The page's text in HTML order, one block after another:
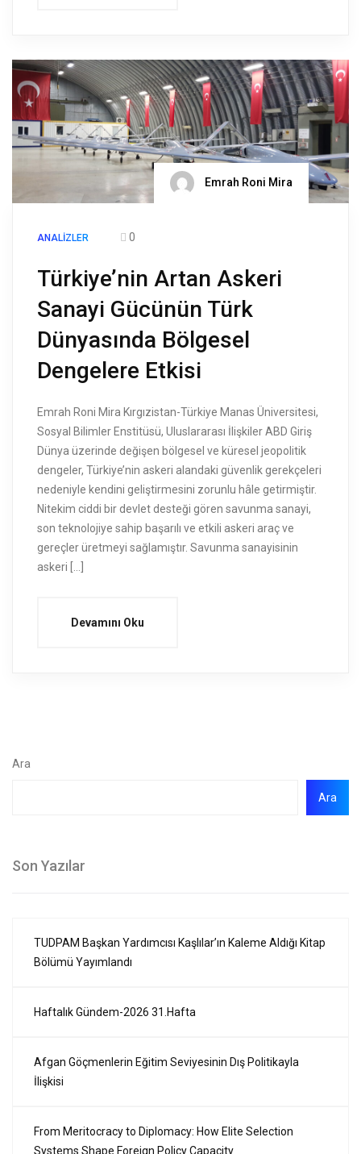
Emrah Roni Mira
ANALIZLER 0
Türkiye’nin Artan Askeri
Sanayi Gücünün Türk
Dünyasında Bölgesel
Dengelere Etkisi
Emrah Roni Mira Kırgızistan-Türkiye Manas Üniversitesi,
Sosyal Bilimler Enstitüsü, Uluslararası İlişkiler ABD Giriş
Dünya üzerinde değişen bölgesel ve küresel jeopolitik
dengeler, Türkiye’nin askeri alandaki güvenlik gerekçeleri
nedeniyle kendini geliştirmesini zorunlu hâle getirmiştir.
Nitekim ciddi bir devlet desteği gören savunma sanayi,
son teknolojiye sahip başarılı ve etkili askeri araç ve
gereçler üretmeyi sağlamıştır. Savunma sanayisinin
askeri […]
Devamını Oku
Ara
Ara
Son Yazılar
TUDPAM Başkan Yardımcısı Kaşlılar’ın Kaleme Aldığı Kitap
Bölümü Yayımlandı
Haftalık Gündem-2026 31.Hafta
Afgan Göçmenlerin Eğitim Seviyesinin Dış Politikayla
İlişkisi
From Meritocracy to Diplomacy: How Elite Selection
Systems Shape Foreign Policy Capacity